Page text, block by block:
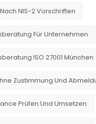
NIS-2 Vorschriften
Für Unternehmen
ISO 27001 München
Zustimmung Und
Prüfen Und Umsetzen